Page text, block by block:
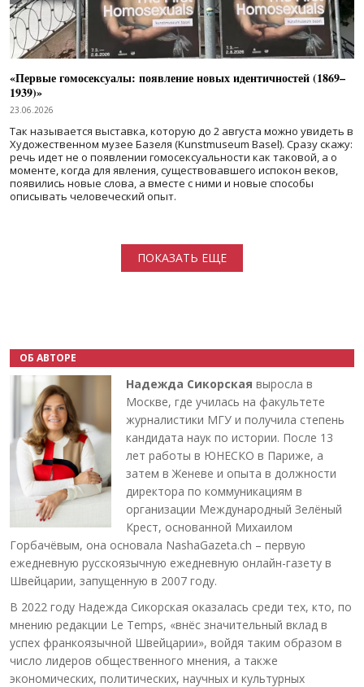
«Первые гомосексуалы: появление новых идентичностей (1869–
1939)»
23.06.2026
Так называется выставка, которую до 2 августа можно увидеть в
Художественном музее Базеля (Kunstmuseum Basel). Сразу скажу:
речь идет не о появлении гомосексуальности как таковой, а о
моменте, когда для явления, существовавшего испокон веков,
появились новые слова, а вместе с ними и новые способы
описывать человеческий опыт.
ПОКАЗАТЬ ЕЩЕ
ОБ АВТОРЕ
Надежда Сикорская выросла в
Москве, где училась на факультете
журналистики МГУ и получила степень
кандидата наук по истории. После 13
лет работы в ЮНЕСКО в Париже, а
затем в Женеве и опыта в должности
директора по коммуникациям в
организации Международный Зелёный
Крест, основанной Михаилом
Горбачёвым, она основала NashaGazeta.ch – первую
ежедневную русскоязычную ежедневную онлайн-газету в
Швейцарии, запущенную в 2007 году.
В 2022 году Надежда Сикорская оказалась среди тех, кто, по
мнению редакции Le Temps, «внёс значительный вклад в
успех франкоязычной Швейцарии», войдя таким образом в
число лидеров общественного мнения, а также
экономических, политических, научных и культурных